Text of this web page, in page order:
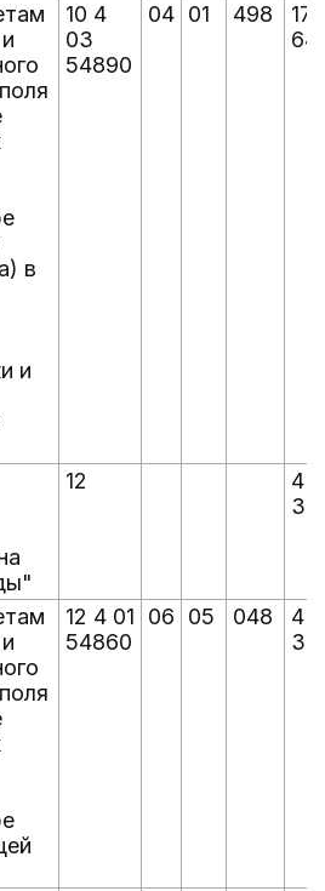
в
и
10 4
03
54890
04 01 498
17
12
4
12 4 01
54860
06 05 048
4